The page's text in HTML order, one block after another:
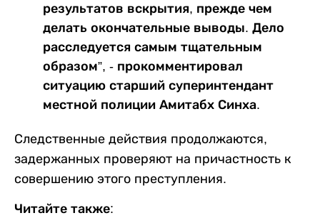
результатов вскрытия, прежде чем
делать окончательные выводы. Дело
расследуется самым тщательным
образом”, - прокомментировал
ситуацию старший суперинтендант
местной полиции Амитабх Синха.
Следственные действия продолжаются,
задержанных проверяют на причастность к
совершению этого преступления.
Читайте также: